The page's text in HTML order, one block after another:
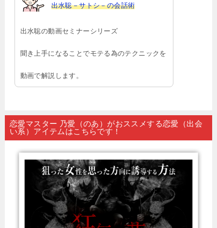
出水聡－サトシ－の会話術
出水聡の動画セミナーシリーズ
聞き上手になることでモテる為のテクニックを
動画で解説します。
恋愛マスター 乃愛（のあ）がおススメする恋愛（出会
い系）アイテムはこちらです！